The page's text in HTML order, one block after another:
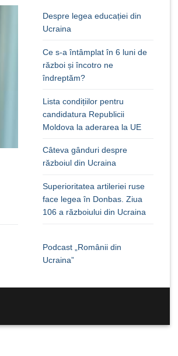
Despre legea educației din
Ucraina
Ce s-a întâmplat în 6 luni de
război și încotro ne
îndreptăm?
Lista condițiilor pentru
candidatura Republicii
Moldova la aderarea la UE
Câteva gânduri despre
războiul din Ucraina
Superioritatea artileriei ruse
face legea în Donbas. Ziua
106 a războiului din Ucraina
Podcast „Românii din
Ucraina”